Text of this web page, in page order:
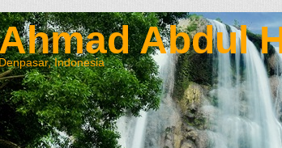
Abdul
Indonesia